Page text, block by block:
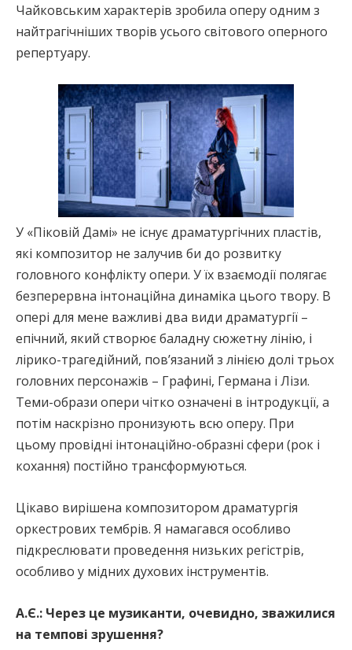
Чайковським характерів зробила оперу одним з
найтрагічніших творів усього світового оперного
репертуару.
У «Піковій Дамі» не існує драматургічних пластів,
які композитор не залучив би до розвитку
головного конфлікту опери. У їх взаємодії полягає
безперервна інтонаційна динаміка цього твору. В
опері для мене важливі два види драматургії –
епічний, який створює баладну сюжетну лінію, і
лірико-трагедійний, пов’язаний з лінією долі трьох
головних персонажів – Графині, Германа і Лізи.
Теми-образи опери чітко означені в інтродукції, а
потім наскрізно пронизують всю оперу. При
цьому провідні інтонаційно-образні сфери (рок і
кохання) постійно трансформуються.
Цікаво вирішена композитором драматургія
оркестрових тембрів. Я намагався особливо
підкреслювати проведення низьких регістрів,
особливо у мідних духових інструментів.
А.Є.: Через це музиканти, очевидно, зважилися
на темпові зрушення?